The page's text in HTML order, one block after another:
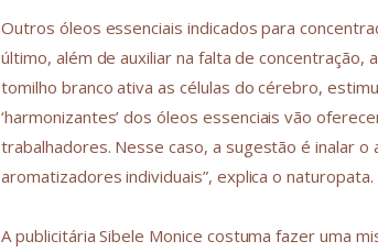
Outros óleos essenciais indicados para
último, além de auxiliar na falta de concentração,
tomilho branco ativa as células do cérebro,
‘harmonizantes’ dos óleos essenciais vão
trabalhadores. Nesse caso, a sugestão é inalar
aromatizadores individuais”, explica o naturopata.
A publicitária Sibele Monice costuma fazer uma